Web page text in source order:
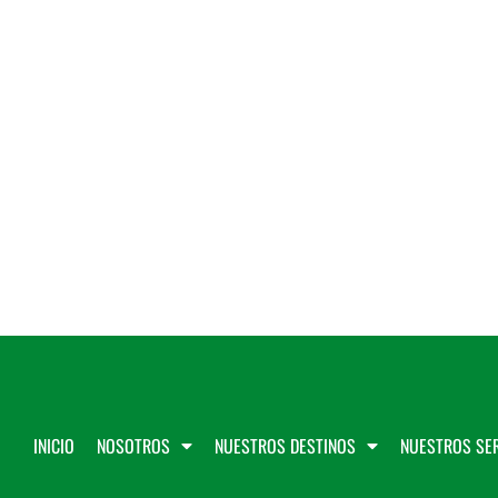
INICIO NOSOTROS NUESTROS DESTINOS NUESTROS